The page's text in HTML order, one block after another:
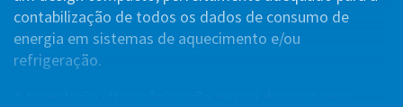
contabilização de todos os dados de consumo de
energia em sistemas de aquecimento e/ou
refrigeração.